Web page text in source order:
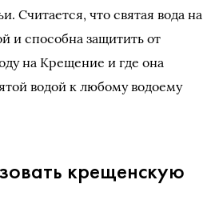
Считается, что святая вода на
и способна защитить от
на Крещение и где она
водой к любому водоему
крещенскую